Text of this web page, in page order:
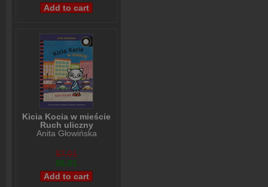
Kicia Kocia w mieście
Ruch uliczny
Anita Głowińska
$7,01
$6,01